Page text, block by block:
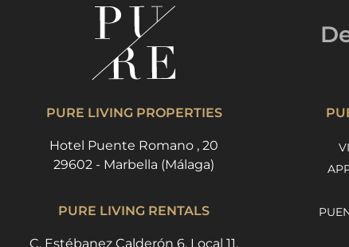
PURE LIVING PROPERTIES
Hotel Puente Romano , 20
29602 - Marbella (Málaga)
PURE LIVING RENTALS
C. Estébanez Calderón 6, Local 11.